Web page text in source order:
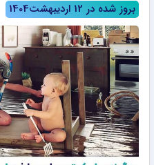
بروز شده در 12 اردیبهشت1404